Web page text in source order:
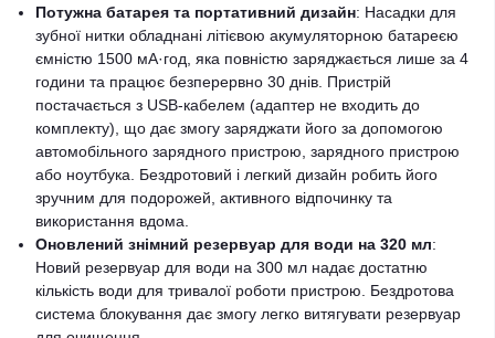
Потужна батарея та портативний дизайн: Насадки для
зубної нитки обладнані літієвою акумуляторною батареєю
ємністю 1500 мА·год, яка повністю заряджається лише за 4
години та працює безперервно 30 днів. Пристрій
постачається з USB-кабелем (адаптер не входить до
комплекту), що дає змогу заряджати його за допомогою
автомобільного зарядного пристрою, зарядного пристрою
або ноутбука. Бездротовий і легкий дизайн робить його
зручним для подорожей, активного відпочинку та
використання вдома.
Оновлений знімний резервуар для води на 320 мл:
Новий резервуар для води на 300 мл надає достатню
кількість води для тривалої роботи пристрою. Бездротова
система блокування дає змогу легко витягувати резервуар